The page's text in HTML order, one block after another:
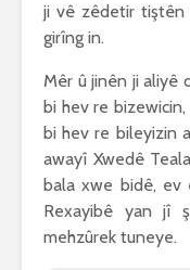
ji vê zêdetir tiştên
girîng in.
Mêr û jinên ji aliyê
bi hev re
bi hev re bileyizin
awayî Xwedê
bala xwe bidê, ev
Rexayibê yan jî
mehzûrek tuneye.